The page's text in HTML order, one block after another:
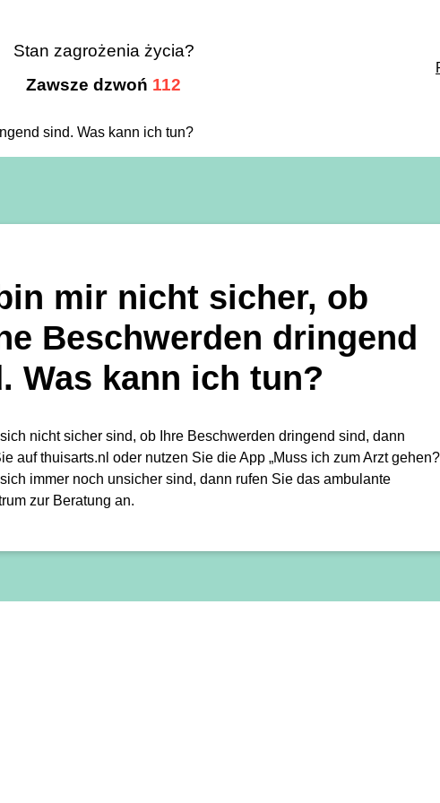
Stan zagrożenia życia?
Zawsze dzwoń 112
sind. Was kann ich tun?
mir nicht sicher, ob
Beschwerden dringend
Was kann ich tun?
nicht sicher sind, ob Ihre Beschwerden dringend sind, dann
auf thuisarts.nl oder nutzen Sie die App „Muss ich zum Arzt
immer noch unsicher sind, dann rufen Sie das ambulante
zur Beratung an.